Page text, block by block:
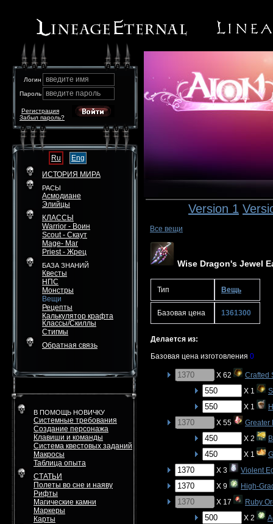
Логин введите имя
Пароль введите пароль
Забыл пароль?
Регистрация
Ru
Eng
ИСТОРИЯ МИРА
РАСЫ
Асмодиане
Элийцы
КЛАССЫ
Warrior - Воин
Scout - Скаут
Mage- Маг
Priest - Жрец
БАЗА ЗНАНИЙ
Квесты
НПС
Монстры
Вещи
Рецепты
Калькулятор крафта
Классы/Скиллы
Стигмы
Обратная связь
В ПОМОЩЬ НОВИЧКУ
Системные требования
Создание персонажа
Клавиши и команды
Система квестовых заданий
Макросы
Таблица опыта
СТАТЬИ
Полеты во сне и наяву
Рифты
Магические камни
Маркеры
Карты
Version 1
Все вещи
Wise Dragon's Jewel
Тип Вещь
Базовая цена 1361300
Делается из:
Базовая цена изготовления 0
X 62
Crafted
X 1
X 1
X 55
Greater
X 2
X 1
X 3
Violent
X 9
High-
X 17
Ruby
X 2